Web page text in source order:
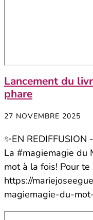
Lancement du
phare
27 NOVEMBRE 2025
✨EN
La #magiemagie du
mot à la fois! Pour
https://
magiemagie-du-